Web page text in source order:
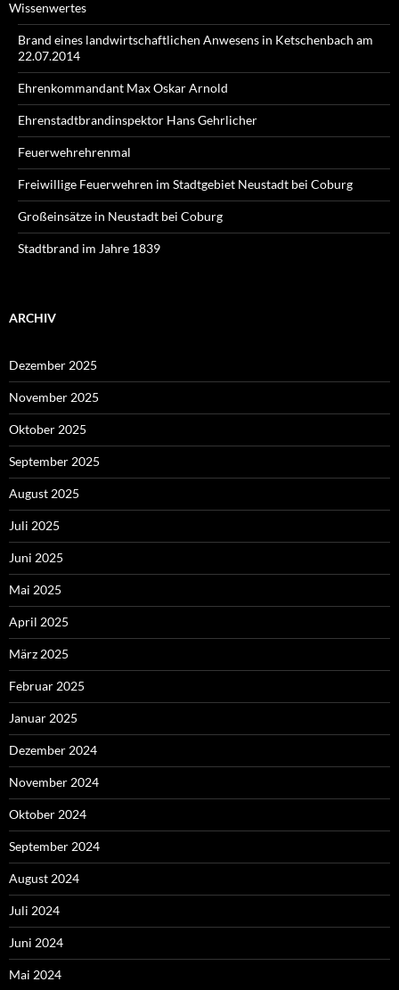
Wissenwertes
Brand eines landwirtschaftlichen Anwesens in Ketschenbach am
22.07.2014
Ehrenkommandant Max Oskar Arnold
Ehrenstadtbrandinspektor Hans Gehrlicher
Feuerwehrehrenmal
Freiwillige Feuerwehren im Stadtgebiet Neustadt bei Coburg
Großeinsätze in Neustadt bei Coburg
Stadtbrand im Jahre 1839
ARCHIV
Dezember 2025
November 2025
Oktober 2025
September 2025
August 2025
Juli 2025
Juni 2025
Mai 2025
April 2025
März 2025
Februar 2025
Januar 2025
Dezember 2024
November 2024
Oktober 2024
September 2024
August 2024
Juli 2024
Juni 2024
Mai 2024